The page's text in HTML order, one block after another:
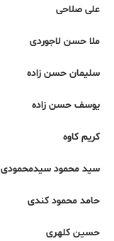
علی صلاحی
ملا حسن لاجوردی
سلیمان حسن زاده‌
یوسف حسن زاده
کریم کاوه
سید محمود سیدمحمودی
حامد محمود کندی
حسین کلهری